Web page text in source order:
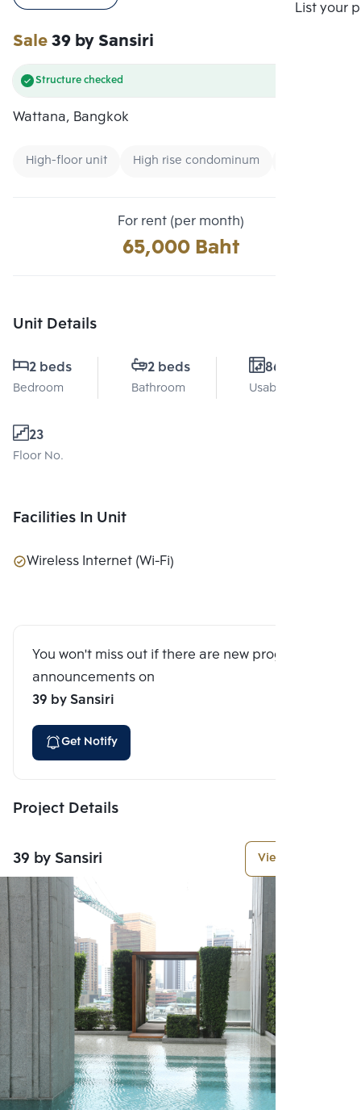
List your
Sale39 by Sansiri
Structure checked
Wattana, Bangkok
High-floor unit High rise condominum
For rent (per month)
65,000 Baht
Unit Details
2 beds
Bedroom
2 beds
Bathroom
86 Sq.m.
Usable area
23
Floor No.
Facilities In Unit
Wireless Internet (Wi-Fi)
You won't miss out if there are new program
announcements on
39 by Sansiri
Get Notify
Project Details
39 by Sansiri View More